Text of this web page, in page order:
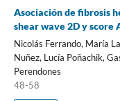
Asociación de fibrosis
shear wave 2D y score
Nicolás Ferrando, María
Nuñez, Lucía Poñachik,
Perendones
48-58